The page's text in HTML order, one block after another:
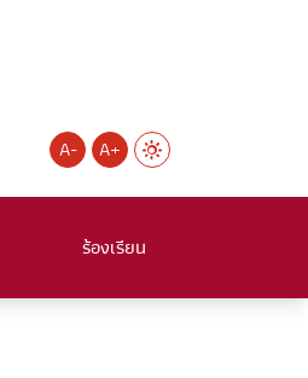
A- A+
ร้องเรียน